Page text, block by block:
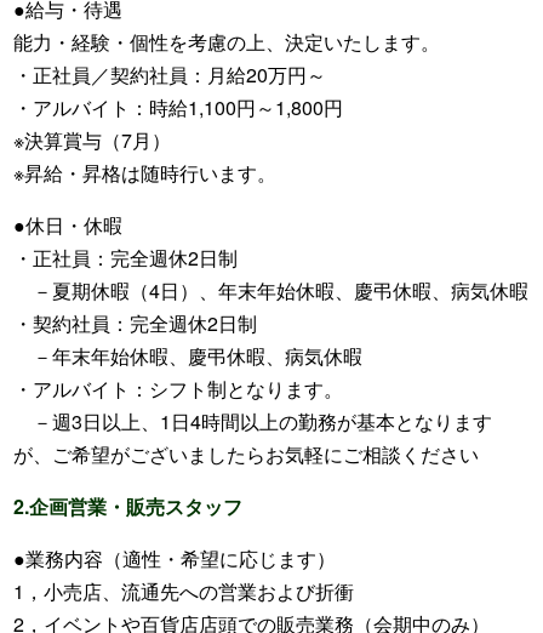
●給与・待遇
能力・経験・個性を考慮の上、決定いたします。
・正社員／契約社員：月給20万円～
・アルバイト：時給1,100円～1,800円
※決算賞与（7月）
※昇給・昇格は随時行います。
●休日・休暇
・正社員：完全週休2日制
－夏期休暇（4日）、年末年始休暇、慶弔休暇、病気休暇
・契約社員：完全週休2日制
－年末年始休暇、慶弔休暇、病気休暇
・アルバイト：シフト制となります。
－週3日以上、1日4時間以上の勤務が基本となります
が、ご希望がございましたらお気軽にご相談ください
2.企画営業・販売スタッフ
●業務内容（適性・希望に応じます）
1，小売店、流通先への営業および折衝
2，イベントや百貨店店頭での販売業務（会期中のみ）